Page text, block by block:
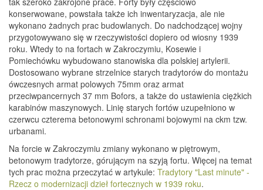
konserwowane, powstała także ich inwentaryzacja, ale nie
wykonano żadnych prac budowlanych. Do nadchodzącej wojny
przygotowywano się w rzeczywistości dopiero od wiosny 1939
roku. Wtedy to na fortach w Zakroczymiu, Kosewie i
Pomiechówku wybudowano stanowiska dla polskiej artylerii.
Dostosowano wybrane strzelnice starych tradytorów do montażu
ówczesnych armat polowych 75mm oraz armat
przeciwpancernych 37 mm Bofors, a także do ustawienia ciężkich
karabinów maszynowych. Linię starych fortów uzupełniono w
czerwcu czterema betonowymi schronami bojowymi na ckm tzw.
urbanami.
Na forcie w Zakroczymiu zmiany wykonano w piętrowym,
betonowym tradytorze, górującym na szyją fortu. Więcej na temat
tych prac można przeczytać w artykule: Tradytory "Last minute" -
Rzecz o modernizacji dzieł fortecznych w 1939 roku.